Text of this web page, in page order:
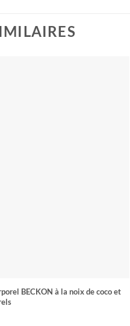
BECKON à la noix de coco et